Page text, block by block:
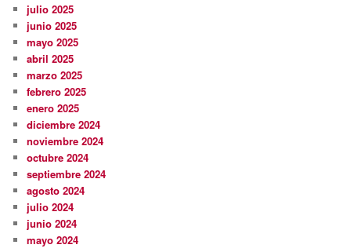
julio 2025
junio 2025
mayo 2025
abril 2025
marzo 2025
febrero 2025
enero 2025
diciembre 2024
noviembre 2024
octubre 2024
septiembre 2024
agosto 2024
julio 2024
junio 2024
mayo 2024